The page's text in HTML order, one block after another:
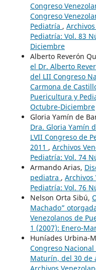
Congreso
Congreso
Pediatría ,
Pediatría: Vol. 83
Diciembre
Alberto Reverón
el Dr. Alberto
del LII Congreso
Carmona de
Puericultura y
Octubre-Diciembre
Gloria Yamín de
Dra. Gloria Yamín
LVII Congreso de
2011 , Archivos
Pediatría: Vol. 74
Armando Arias,
pediatra , Archivos
Pediatría: Vol. 76
Nelson Orta Sibú,
Machado”
Venezolanos de
1 (2007): Enero-
Huníades Urbina-
Congreso Nacional
Maturín, del 30 de